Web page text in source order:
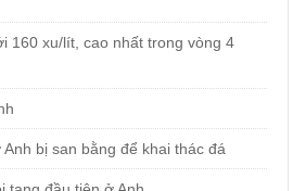
160 xu/lít, cao nhất trong vòng 4
bị san bằng để khai thác đá